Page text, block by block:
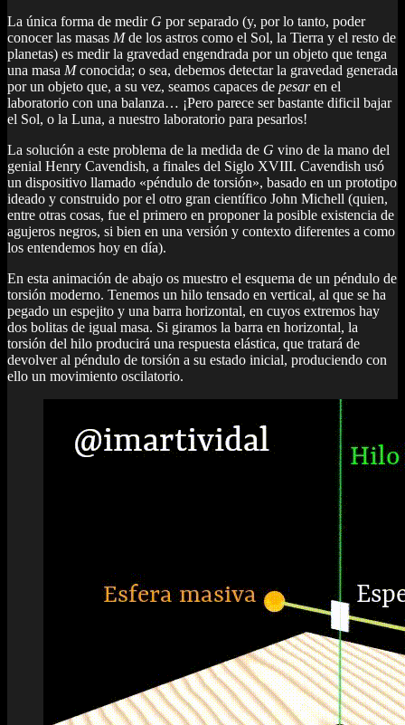
La única forma de medir G por separado (y, por lo tanto, poder
conocer las masas Mde los astros como el Sol, la Tierra y el resto de
planetas) es medir la gravedad engendrada por un objeto que tenga
una masa Mconocida; o sea, debemos detectar la gravedad generada
por un objeto que, a su vez, seamos capaces de pesaren el
laboratorio con una balanza… ¡Pero parece ser bastante dificil bajar
el Sol, o la Luna, a nuestro laboratorio para pesarlos!
La solución a este problema de la medida de G vino de la mano del
genial Henry Cavendish, a finales del Siglo XVIII. Cavendish usó
un dispositivo llamado «péndulo de torsión», basado en un prototipo
ideado y construido por el otro gran científico John Michell (quien,
entre otras cosas, fue el primero en proponer la posible existencia de
agujeros negros, si bien en una versión y contexto diferentes a como
los entendemos hoy en día).
En esta animación de abajo os muestro el esquema de un péndulo de
torsión moderno. Tenemos un hilo tensado en vertical, al que se ha
pegado un espejito y una barra horizontal, en cuyos extremos hay
dos bolitas de igual masa. Si giramos la barra en horizontal, la
torsión del hilo producirá una respuesta elástica, que tratará de
devolver al péndulo de torsión a su estado inicial, produciendo con
ello un movimiento oscilatorio.